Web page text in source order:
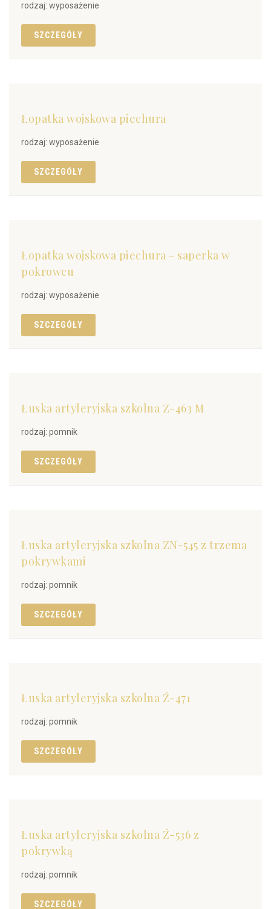
rodzaj: wyposażenie
SZCZEGÓŁY
Łopatka wojskowa piechura
rodzaj: wyposażenie
SZCZEGÓŁY
Łopatka wojskowa piechura - saperka w
pokrowcu
rodzaj: wyposażenie
SZCZEGÓŁY
Łuska artyleryjska szkolna Z-463 M
rodzaj: pomnik
SZCZEGÓŁY
Łuska artyleryjska szkolna ZN-545 z trzema
pokrywkami
rodzaj: pomnik
SZCZEGÓŁY
Łuska artyleryjska szkolna Ź-471
rodzaj: pomnik
SZCZEGÓŁY
Łuska artyleryjska szkolna Ź-536 z
pokrywką
rodzaj: pomnik
SZCZEGÓŁY